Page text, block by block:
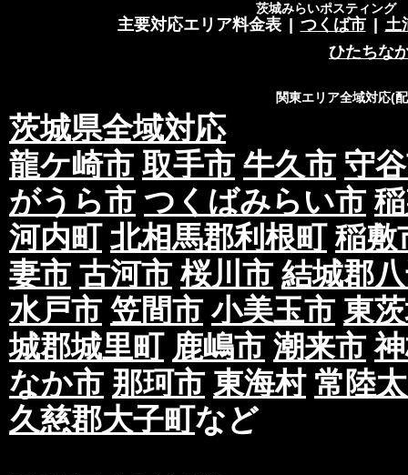
茨城みらいポスティング
主要対応エリア料金表 つくば市
土
ひたちな
関東エリア全域対応(
茨城県全域対応
龍ケ崎市 取手市 牛久市 守
がうら市 つくばみらい市
河内町 北相馬郡利根町 稲敷
妻市 古河市 桜川市 結城郡
水戸市 笠間市 小美玉市 東
城郡城里町 鹿嶋市 潮来市
なか市 那珂市 東海村 常陸
久慈郡大子町など